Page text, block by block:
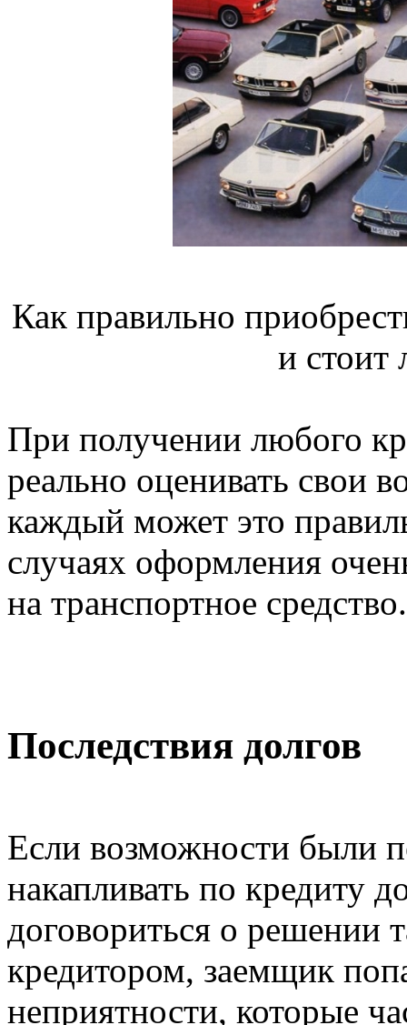
Как правильно
и стоит
При получении любого
реально оценивать свои
каждый может это
случаях оформления
на транспортное средство.
Последствия долгов
Если возможности были
накапливать по кредиту
договориться о решении
кредитором, заемщик
неприятности, которые